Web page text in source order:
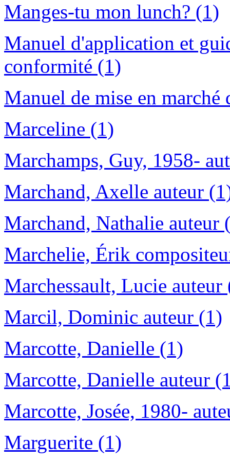
Manges-tu mon lunch? (1)
Manuel d'application et
conformité (1)
Manuel de mise en marché
Marceline (1)
Marchamps, Guy, 1958-
Marchand, Axelle auteur
Marchand, Nathalie auteur
Marchelie, Érik
Marchessault, Lucie auteur
Marcil, Dominic auteur (1)
Marcotte, Danielle (1)
Marcotte, Danielle auteur
Marcotte, Josée, 1980-
Marguerite (1)